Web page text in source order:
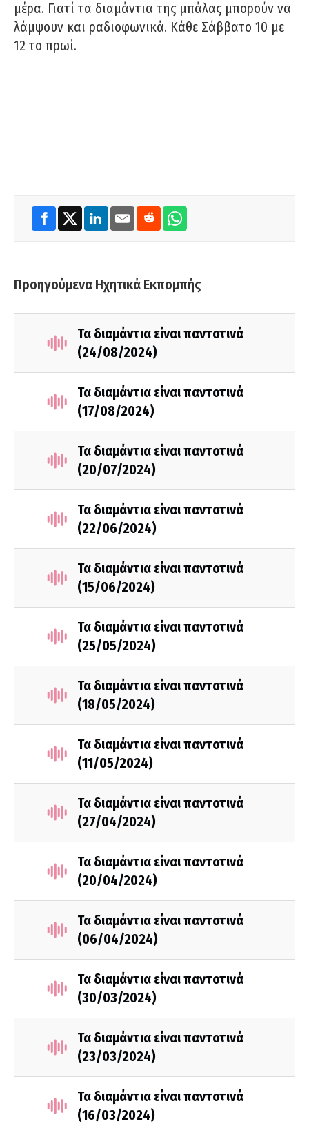
μέρα. Γιατί τα διαμάντια της μπάλας μπορούν να
λάμψουν και ραδιοφωνικά. Κάθε Σάββατο 10 με
12 το πρωί.
Προηγούμενα Ηχητικά Εκπομπής
Τα διαμάντια είναι παντοτινά
(24/08/2024)
Τα διαμάντια είναι παντοτινά
(17/08/2024)
Τα διαμάντια είναι παντοτινά
(20/07/2024)
Τα διαμάντια είναι παντοτινά
(22/06/2024)
Τα διαμάντια είναι παντοτινά
(15/06/2024)
Τα διαμάντια είναι παντοτινά
(25/05/2024)
Τα διαμάντια είναι παντοτινά
(18/05/2024)
Τα διαμάντια είναι παντοτινά
(11/05/2024)
Τα διαμάντια είναι παντοτινά
(27/04/2024)
Τα διαμάντια είναι παντοτινά
(20/04/2024)
Τα διαμάντια είναι παντοτινά
(06/04/2024)
Τα διαμάντια είναι παντοτινά
(30/03/2024)
Τα διαμάντια είναι παντοτινά
(23/03/2024)
Τα διαμάντια είναι παντοτινά
(16/03/2024)